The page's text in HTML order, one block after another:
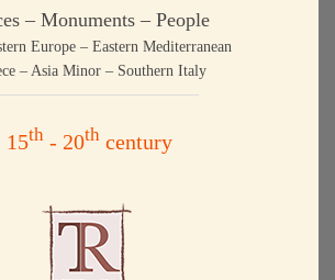
– Monuments – People
Europe – Eastern Mediterranean
– Asia Minor – Southern Italy
15th- 20thcentury